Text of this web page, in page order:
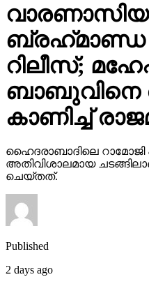
ബ്രഹ്‌മാണ്ഡ
റിലീസ്;
ബാബുവിനെ
കാണിച്ച്
ഹൈദരാബാദിലെ റാമോജി
അതിവിശാലമായ
ചെയ്തത്.
Published
2 days ago